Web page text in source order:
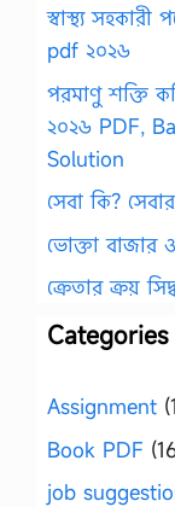
স্বাস্থ্য
pdf ২০২৬
পরমাণু শক্তি
২০২৬ PDF,
Solution
সেবা কি?
ভোক্তা বাজার
ক্রেতার ক্রয়
Categories
Assignment
Book PDF
job